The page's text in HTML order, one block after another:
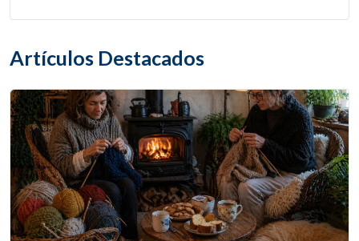
Artículos Destacados